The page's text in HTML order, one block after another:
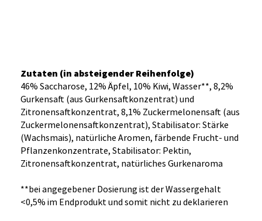
Zutaten (in absteigender Reihenfolge)
46% Saccharose, 12% Äpfel, 10% Kiwi, Wasser**, 8,2%
Gurkensaft (aus Gurkensaftkonzentrat) und
Zitronensaftkonzentrat, 8,1% Zuckermelonensaft (aus
Zuckermelonensaftkonzentrat), Stabilisator: Stärke
(Wachsmais), natürliche Aromen, färbende Frucht- und
Pflanzenkonzentrate, Stabilisator: Pektin,
Zitronensaftkonzentrat, natürliches Gurkenaroma
**bei angegebener Dosierung ist der Wassergehalt
<0,5% im Endprodukt und somit nicht zu deklarieren